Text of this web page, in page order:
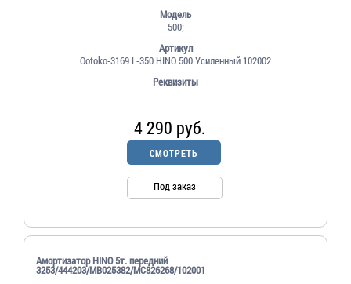
Модель
500;
Артикул
Ootoko-3169 L-350 HINO 500 Усиленный 102002
Реквизиты
4 290 руб.
СМОТРЕТЬ
Под заказ
Амортизатор HINO 5т. передний
3253/444203/MB025382/MC826268/102001